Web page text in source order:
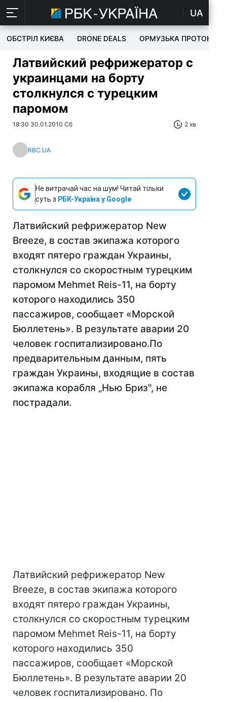
UA
ОБСТРІЛ КИЄВА DRONE DEALS ОРМУЗЬКА ПРОТОКА
Латвийский рефрижератор с
украинцами на борту
столкнулся с турецким
паромом
18:30 30.01.2010 Сб 2 хв
RBC.UA
Не витрачай час на шум! Читай тільки
суть з РБК-Україна у Google
Латвийский рефрижератор New
Breeze, в состав экипажа которого
входят пятеро граждан Украины,
столкнулся со скоростным турецким
паромом Mehmet Reis-11, на борту
которого находились 350
пассажиров, сообщает «Морской
Бюллетень». В результате аварии 20
человек госпитализировано.По
предварительным данным, пять
граждан Украины, входящие в состав
экипажа корабля „Нью Бриз", не
пострадали.
Латвийский рефрижератор New
Breeze, в состав экипажа которого
входят пятеро граждан Украины,
столкнулся со скоростным турецким
паромом Mehmet Reis-11, на борту
которого находились 350
пассажиров, сообщает «Морской
Бюллетень». В результате аварии 20
человек госпитализировано. По